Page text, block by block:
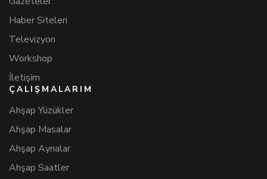
Haber Siteleri
Televizyon
Workshop
İletişim
ÇALIŞMALARIM
Ahşap Yüzükler
Ahşap Masalar
Ahşap Aynalar
Ahşap Saatler